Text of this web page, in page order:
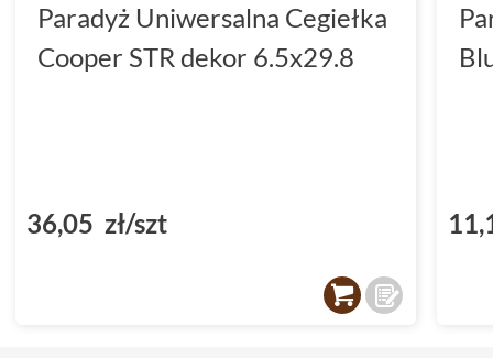
Paradyż Uniwersalna Cegiełka
Cooper STR dekor 6.5x29.8
36,05 zł/szt